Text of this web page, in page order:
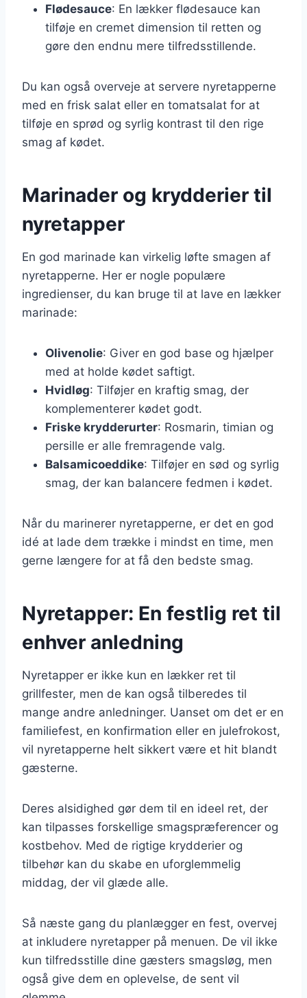
Flødesauce: En lækker flødesauce kan
tilføje en cremet dimension til retten og
gøre den endnu mere tilfredsstillende.
Du kan også overveje at servere nyretapperne
med en frisk salat eller en tomatsalat for at
tilføje en sprød og syrlig kontrast til den rige
smag af kødet.
Marinader og krydderier til
nyretapper
En god marinade kan virkelig løfte smagen af
nyretapperne. Her er nogle populære
ingredienser, du kan bruge til at lave en lækker
marinade:
Olivenolie: Giver en god base og hjælper
med at holde kødet saftigt.
Hvidløg: Tilføjer en kraftig smag, der
komplementerer kødet godt.
Friske krydderurter: Rosmarin, timian og
persille er alle fremragende valg.
Balsamicoeddike: Tilføjer en sød og syrlig
smag, der kan balancere fedmen i kødet.
Når du marinerer nyretapperne, er det en god
idé at lade dem trække i mindst en time, men
gerne længere for at få den bedste smag.
Nyretapper: En festlig ret til
enhver anledning
Nyretapper er ikke kun en lækker ret til
grillfester, men de kan også tilberedes til
mange andre anledninger. Uanset om det er en
familiefest, en konfirmation eller en julefrokost,
vil nyretapperne helt sikkert være et hit blandt
gæsterne.
Deres alsidighed gør dem til en ideel ret, der
kan tilpasses forskellige smagspræferencer og
kostbehov. Med de rigtige krydderier og
tilbehør kan du skabe en uforglemmelig
middag, der vil glæde alle.
Så næste gang du planlægger en fest, overvej
at inkludere nyretapper på menuen. De vil ikke
kun tilfredsstille dine gæsters smagsløg, men
også give dem en oplevelse, de sent vil